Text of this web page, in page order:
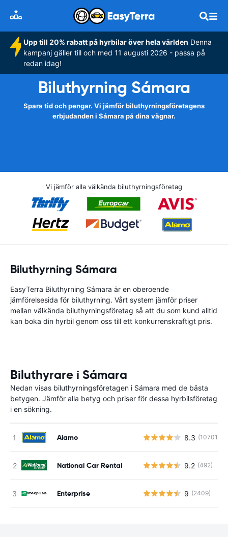
Upp till 20% rabatt på hyrbilar över hela världen Denna
kampanj gäller till och med 11 augusti 2026 - passa på
redan idag!
Biluthyrning Sámara
Spara tid och pengar. Vi jämför biluthyrningsföretagens
erbjudanden i Sámara på dina vägnar.
Vi jämför alla välkända biluthyrningsföretag
Biluthyrning Sámara
EasyTerra Biluthyrning Sámara är en oberoende
jämförelsesida för biluthyrning. Vårt system jämför priser
mellan välkända biluthyrningsföretag så att du som kund alltid
kan boka din hyrbil genom oss till ett konkurrenskraftigt pris.
Biluthyrare i Sámara
Nedan visas biluthyrningsföretagen i Sámara med de bästa
betygen. Jämför alla betyg och priser för dessa hyrbilsföretag
i en sökning.
Alamo 8.3 (10701)
National Car Rental 9.2 (492)
Enterprise 9 (2409)